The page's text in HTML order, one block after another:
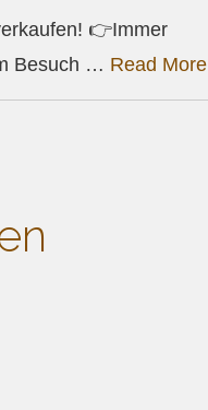
👉Immer
Besuch … Read More